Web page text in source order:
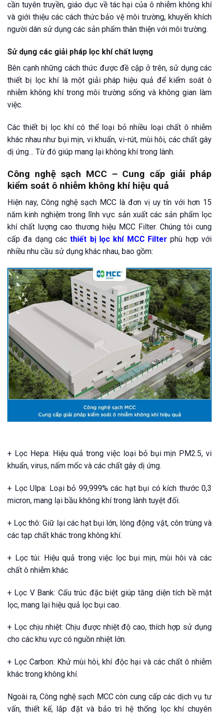
cần tuyên truyền, giáo dục về tác hại của ô nhiễm không khí
và giới thiệu các cách thức bảo vệ môi trường, khuyến khích
người dân sử dụng các sản phẩm thân thiện với môi trường.
Sử dụng các giải pháp lọc khí chất lượng
Bên cạnh những cách thức được đề cập ở trên, sử dụng các
thiết bị lọc khí là một giải pháp hiệu quả để kiểm soát ô
nhiễm không khí trong môi trường sống và không gian làm
việc.
Các thiết bị lọc khí có thể loại bỏ nhiều loại chất ô nhiễm
khác nhau như bụi mịn, vi khuẩn, vi-rút, mùi hôi, các chất gây
dị ứng… Từ đó giúp mang lại không khí trong lành.
Công nghệ sạch MCC – Cung cấp giải pháp
kiểm soát ô nhiễm không khí hiệu quả
Hiện nay, Công nghệ sạch MCC là đơn vị uy tín với hơn 15
năm kinh nghiệm trong lĩnh vực sản xuất các sản phẩm lọc
khí chất lượng cao thương hiệu MCC Filter. Chúng tôi cung
cấp đa dạng cácthiết bị lọc khí MCC Filter phù hợp với
nhiều nhu cầu sử dụng khác nhau, bao gồm:
+ Lọc Hepa: Hiệu quả trong việc loại bỏ bụi mịn PM2.5, vi
khuẩn, virus, nấm mốc và các chất gây dị ứng.
+ Lọc Ulpa: Loại bỏ 99,999% các hạt bụi có kích thước 0,3
micron, mang lại bầu không khí trong lành tuyệt đối.
+ Lọc thô: Giữ lại các hạt bụi lớn, lông động vật, côn trùng và
các tạp chất khác trong không khí.
+ Lọc túi: Hiệu quả trong việc lọc bụi mịn, mùi hôi và các
chất ô nhiễm khác.
+ Lọc V Bank: Cấu trúc đặc biệt giúp tăng diện tích bề mặt
lọc, mang lại hiệu quả lọc bụi cao.
+ Lọc chịu nhiệt: Chịu được nhiệt độ cao, thích hợp sử dụng
cho các khu vực có nguồn nhiệt lớn.
+ Lọc Carbon: Khử mùi hôi, khí độc hại và các chất ô nhiễm
khác trong không khí.
Ngoài ra, Công nghệ sạch MCC còn cung cấp các dịch vụ tư
vấn, thiết kế, lắp đặt và bảo trì hệ thống lọc khí chuyên